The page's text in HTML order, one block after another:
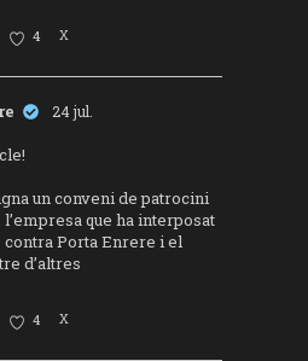
4 X
24 jul.
un conveni de patrocini
que ha interposat
contra Porta Enrere i el
d’altres
4 X